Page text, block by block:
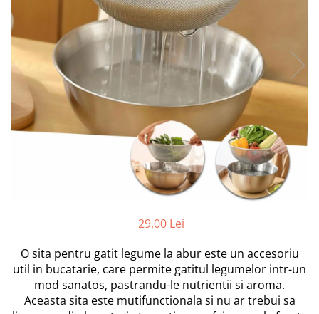
Markere Multisuprafete
29,00 Lei
O sita pentru gatit legume la abur este un accesoriu
util in bucatarie, care permite gatitul legumelor intr-un
mod sanatos, pastrandu-le nutrientii si aroma.
Aceasta sita este mutifunctionala si nu ar trebui sa